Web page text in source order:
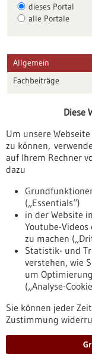
dieses Portal
alle Portale
Allgemein
Fachbeiträge
Veranstaltungen
Nach oben
Informiert
Newsletter
Diese
Um unsere
zu können,
auf Ihrem Rechner
dazu
(„Essentials“)
in der Website
Youtube-
zu machen
Statistik- und
verstehen, wie
um
(„Analyse-
Sie können jeder
Zustimmung